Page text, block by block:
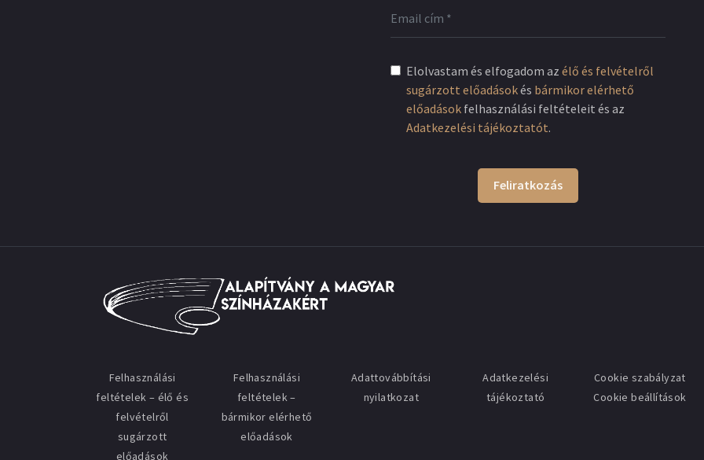
Elolvastam és elfogadom az élő és felvételről
sugárzott előadásokés bármikor elérhető
előadások felhasználási feltételeit és az
Adatkezelési tájékoztatót.
Feliratkozás
Felhasználási
feltételek – élő és
felvételről
sugárzott
előadások
Felhasználási
feltételek –
bármikor elérhető
előadások
Adattovábbítási
nyilatkozat
Adatkezelési
tájékoztató
Cookie szabályzat
Cookie beállítások